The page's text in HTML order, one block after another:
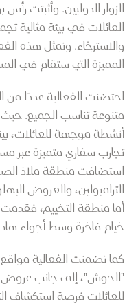
الزوار الدوليين. وأثبتت
العائلات في بيئة مثالية
والاسترخاء. وتمثل هذه
المميزة التي ستقام في
احتضنت الفعالية عددًا من
متنوعة تناسب الجميع.
أنشطة موجهة للعائلات،
تجارب سفاري متميزة عبر
استضافت منطقة ملاذ
الترامبولين، والعروض
أما منطقة التخييم،
خيام فاخرة وسط أجواء
كما تضمنت الفعالية
"الحوش"، إلى جانب عروض
للعائلات فرصة استكشاف